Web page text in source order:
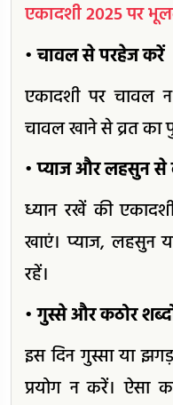
एकादशी 2025 पर
• चावल से परहेज करें
एकादशी पर चावल
चावल खाने से व्रत का
• प्याज और लहसुन
ध्यान रखें की
खाएं। प्याज, लहसुन
रहें।
• गुस्से और कठोर
इस दिन गुस्सा या
प्रयोग न करें। ऐसा